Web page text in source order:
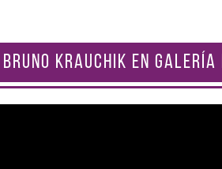
KRAUCHIK EN